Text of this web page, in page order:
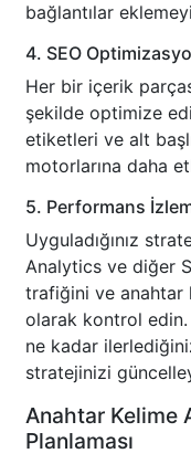
bağlantılar
4. SEO
Her bir içerik
şekilde optimize
etiketleri ve alt
motorlarına daha
5. Performans
Uyguladığınız
Analytics ve diğer
trafiğini ve anahtar
olarak kontrol edin.
ne kadar
stratejinizi
Anahtar Kelime
Planlaması